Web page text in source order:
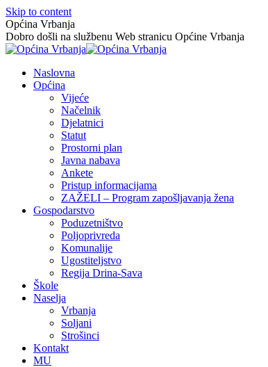
Skip to content
Općina Vrbanja
Dobro došli na službenu Web stranicu Općine Vrbanja
Naslovna
Općina
Vijeće
Načelnik
Djelatnici
Statut
Prostorni plan
Javna nabava
Ankete
Pristup informacijama
ZAŽELI – Program zapošljavanja žena
Gospodarstvo
Poduzetništvo
Poljoprivreda
Komunalije
Ugostiteljstvo
Regija Drina-Sava
Škole
Naselja
Vrbanja
Soljani
Strošinci
Kontakt
MU